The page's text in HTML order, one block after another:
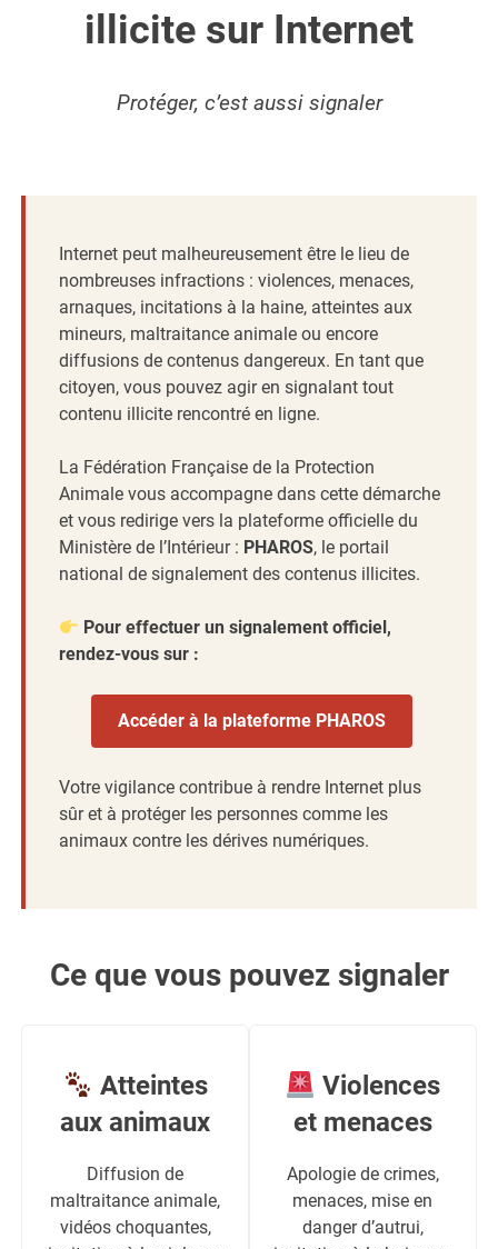
illicite sur Internet
Protéger, c’est aussi signaler
Internet peut malheureusement être le lieu de
nombreuses infractions : violences, menaces,
arnaques, incitations à la haine, atteintes aux
mineurs, maltraitance animale ou encore
diffusions de contenus dangereux. En tant que
citoyen, vous pouvez agir en signalant tout
contenu illicite rencontré en ligne.
La Fédération Française de la Protection
Animale vous accompagne dans cette démarche
et vous redirige vers la plateforme officielle du
Ministère de l’Intérieur : PHAROS, le portail
national de signalement des contenus illicites.
Pour effectuer un signalement officiel,
rendez-vous sur :
Accéder à la plateforme PHAROS
Votre vigilance contribue à rendre Internet plus
sûr et à protéger les personnes comme les
animaux contre les dérives numériques.
Ce que vous pouvez signaler
Atteintes
aux animaux
Diffusion de
maltraitance animale,
vidéos choquantes,
Violences
et menaces
Apologie de crimes,
menaces, mise en
danger d’autrui,